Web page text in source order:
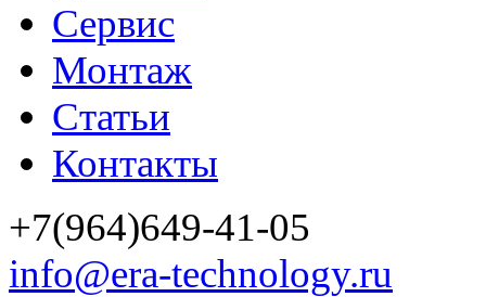
Сервис
Монтаж
Статьи
Контакты
+7(964)649-41-05
info@era-technology.ru